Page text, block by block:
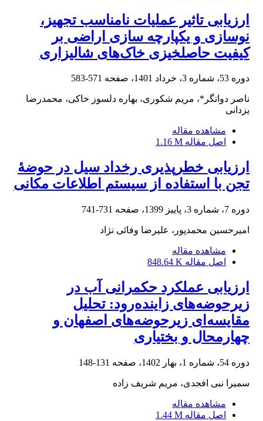
ارزیابی تاثیر عملیات نامناسب تجهیز،
نوسازی و یکپارچه سازی اراضی بر
کیفیت حاصلخیزی خاک‌های شالیزاری
دوره 53، شماره 3، خرداد 1401، صفحه 571-583
ناصر دواتگر*، مریم شکوری، بهاره دلسوز خاکی، محمدرضا
یزدانی
مشاهده مقاله
اصل مقاله 1.16 M
ارزیابی خطرپذیری رخداد سیل در حوضۀ
تجن با استفاده از سیستم اطلاعات مکانی
دوره 7، شماره 3، پاییز 1399، صفحه 731-741
امیرحسین محمدپور، علیرضا وفائی نژاد
مشاهده مقاله
اصل مقاله 848.64 K
ارزیابی عملکرد حکمرانی آب در
زیرحوضه‌های زاینده‌رود: تحلیل
مقایسه‌ای زیرحوضه‌های اصفهان و
چهارمحال و بختیاری
دوره 54، شماره 1، بهار 1402، صفحه 131-148
سمیرا نبی افجدی، مریم شریف زاده
مشاهده مقاله
اصل مقاله 1.44 M